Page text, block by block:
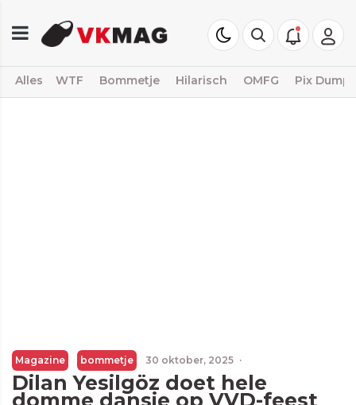
Alles WTF Bommetje Hilarisch OMFG Pix Dump
Magazine bommetje 30 oktober, 2025 ·
Dilan Yesilgöz doet hele
domme dansie op VVD-feest